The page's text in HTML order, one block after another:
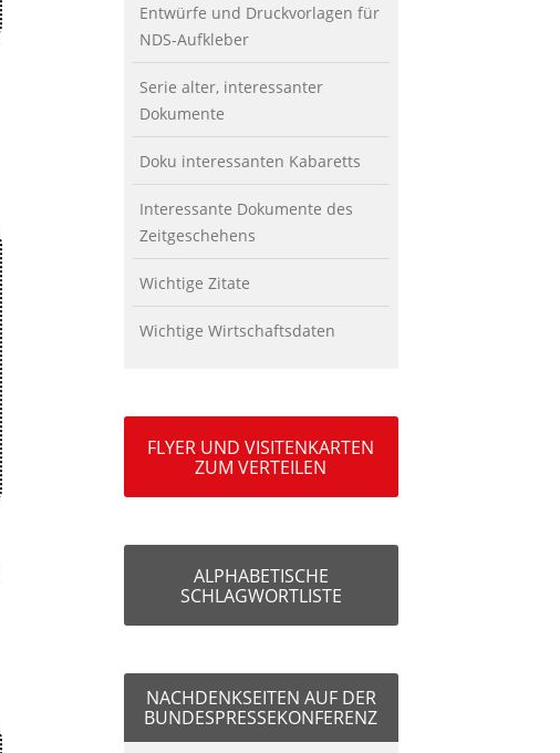
Entwürfe und Druckvorlagen für
NDS-Aufkleber
Serie alter, interessanter
Dokumente
Doku interessanten Kabaretts
Interessante Dokumente des
Zeitgeschehens
Wichtige Zitate
Wichtige Wirtschaftsdaten
FLYER UND VISITENKARTEN
ZUM VERTEILEN
ALPHABETISCHE
SCHLAGWORTLISTE
NACHDENKSEITEN AUF DER
BUNDESPRESSEKONFERENZ